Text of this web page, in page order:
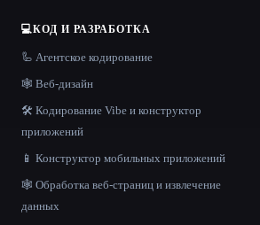
💻КОД И РАЗРАБОТКА
🦾 Агентское кодирование
🕸 Веб-дизайн
🛠️ Кодирование Vibe и конструктор
приложений
📱 Конструктор мобильных приложений
🕸️ Обработка веб-страниц и извлечение
данных